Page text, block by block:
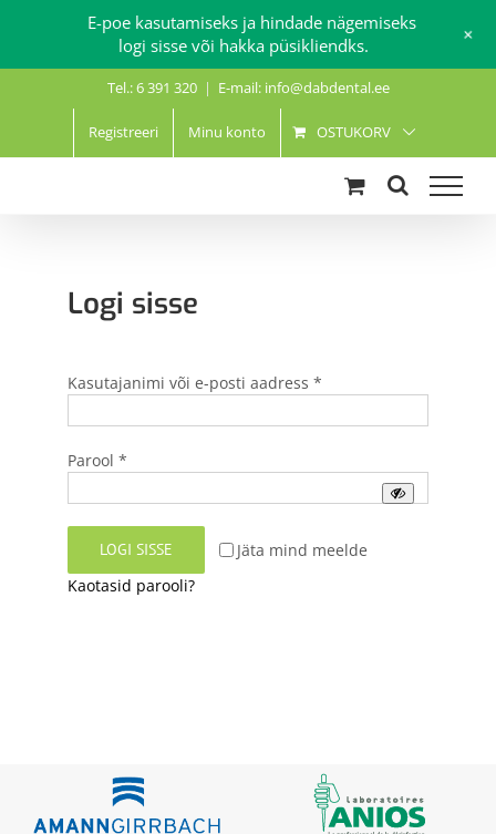
Tel.: 6 391 320 | E-mail: info@dabdental.ee
Registreeri Minu konto OSTUKORV
Logi sisse
Kasutajanimi või e-posti aadress *
Parool *
Jäta mind meelde
LOGI SISSE
Kaotasid parooli?
E-poe kasutamiseks ja hindade nägemiseks
logi sisse või hakka püsikliendks.
+